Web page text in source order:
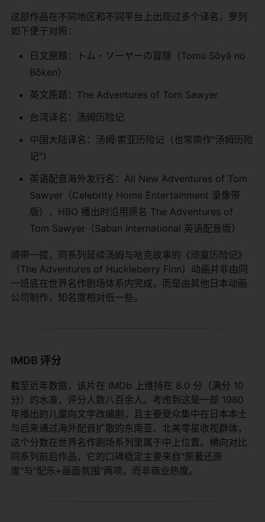
这部作品在不同地区和不同平台上出现过多个译名，罗列
如下便于对照：
日文原题：トム・ソーヤーの冒険（Tomu Sōyā no
Bōken）
英文原题：The Adventures of Tom Sawyer
台湾译名：汤姆历险记
中国大陆译名：汤姆·索亚历险记（也常简作"汤姆历险
记"）
英语配音海外发行名：All New Adventures of Tom
Sawyer（Celebrity Home Entertainment 录像带
版）、HBO 播出时沿用原名 The Adventures of
Tom Sawyer（Saban International 英语配音版）
顺带一提，同系列延续汤姆与哈克故事的《顽童历险记》
（The Adventures of Huckleberry Finn）动画并非由同
一班底在世界名作剧场体系内完成，而是由其他日本动画
公司制作，知名度相对低一些。
IMDB 评分
截至近年数据，该片在 IMDb 上维持在 8.0 分（满分 10
分）的水准，评分人数八百余人。考虑到这是一部 1980
年播出的儿童向文学改编剧，且主要受众集中在日本本土
与后来通过海外配音扩散的东南亚、北美零星收视群体，
这个分数在世界名作剧场系列里属于中上位置。横向对比
同系列前后作品，它的口碑稳定主要来自"原著还原
度"与"配乐+画面氛围"两项，而非商业热度。